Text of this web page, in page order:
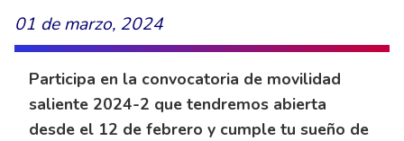
01 de marzo, 2024
Participa en la convocatoria de movilidad
saliente 2024-2 que tendremos abierta
desde el 12 de febrero y cumple tu sueño de